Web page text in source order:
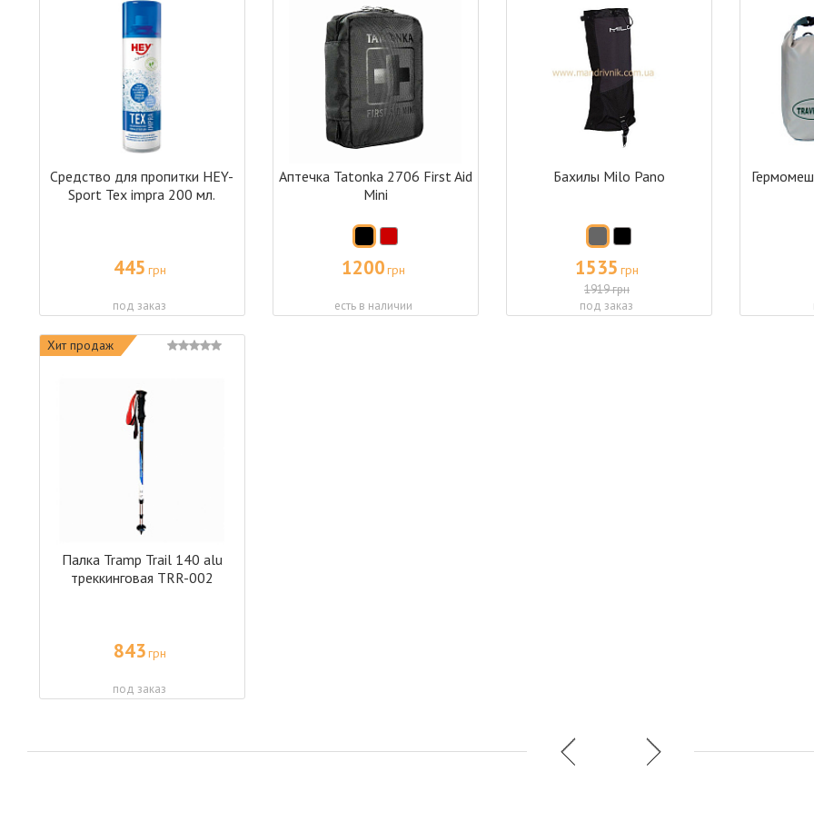
Средство для пропитки HEY-
Sport Tex impra 200 мл.
445 грн
под заказ
Аптечка Tatonka 2706 First Aid
Mini
1200грн
есть в наличии
Бахилы Milo Pano
1535 грн
1919 грн
под заказ
Хит продаж
Палка Tramp Trail 140 alu
треккинговая TRR-002
843грн
под заказ